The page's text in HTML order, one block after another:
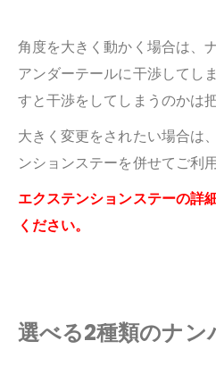
角度を大きく動かく場合は、
アンダーテールに干渉してし
すと干渉をしてしまうのかは
大きく変更をされたい場合は
ンションステーを併せてご利
エクステンションステーの詳
ください。
選べる2種類のナン